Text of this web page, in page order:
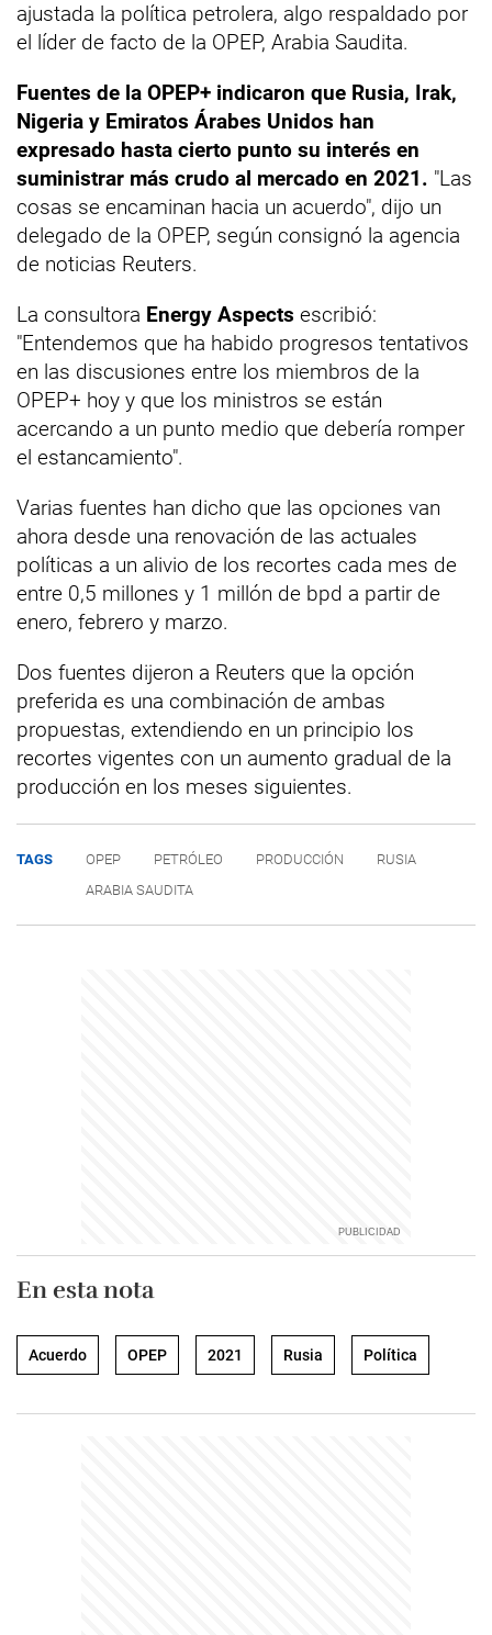
ajustada la política petrolera, algo respaldado por
el líder de facto de la OPEP, Arabia Saudita.
Fuentes de la OPEP+ indicaron que Rusia, Irak,
Nigeria y Emiratos Árabes Unidos han
expresado hasta cierto punto su interés en
suministrar más crudo al mercado en 2021. "Las
cosas se encaminan hacia un acuerdo", dijo un
delegado de la OPEP, según consignó la agencia
de noticias Reuters.
La consultora Energy Aspects escribió:
"Entendemos que ha habido progresos tentativos
en las discusiones entre los miembros de la
OPEP+ hoy y que los ministros se están
acercando a un punto medio que debería romper
el estancamiento".
Varias fuentes han dicho que las opciones van
ahora desde una renovación de las actuales
políticas a un alivio de los recortes cada mes de
entre 0,5 millones y 1 millón de bpd a partir de
enero, febrero y marzo.
Dos fuentes dijeron a Reuters que la opción
preferida es una combinación de ambas
propuestas, extendiendo en un principio los
recortes vigentes con un aumento gradual de la
producción en los meses siguientes.
TAGS OPEP PETRÓLEO PRODUCCIÓN
RUSIA
ARABIA SAUDITA
En esta nota
Acuerdo OPEP 2021 Rusia Política